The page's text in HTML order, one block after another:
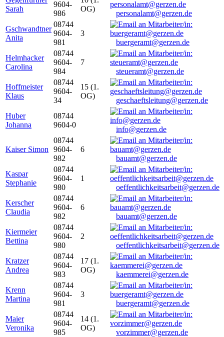
Sarah
9604-
986
OG)
personalamt@gerzen.de
Gschwandtner
Anita
08744
9604-
981
3
buergeramt@gerzen.de
Helmhacker
Carolina
08744
9604-
984
7
steueramt@gerzen.de
Hoffmeister
Klaus
08744
9604-
34
15 (1.
OG)
geschaeftsleitung@gerzen.de
Huber
Johanna
08744
9604-0
info@gerzen.de
Kaiser Simon
08744
9604-
982
6
bauamt@gerzen.de
Kaspar
Stephanie
08744
9604-
980
1
oeffentlichkeitsarbeit@gerzen.de
Kerscher
Claudia
08744
9604-
982
6
bauamt@gerzen.de
Kiermeier
Bettina
08744
9604-
980
2
oeffentlichkeitsarbeit@gerzen.de
Kratzer
Andrea
08744
9604-
983
17 (1.
OG)
kaemmerei@gerzen.de
Krenn
Martina
08744
9604-
981
3
buergeramt@gerzen.de
Maier
Veronika
08744
9604-
985
14 (1.
OG)
vorzimmer@gerzen.de